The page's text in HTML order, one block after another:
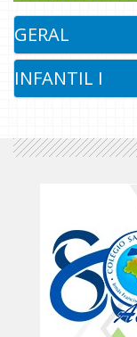
GERAL
INFANTIL I